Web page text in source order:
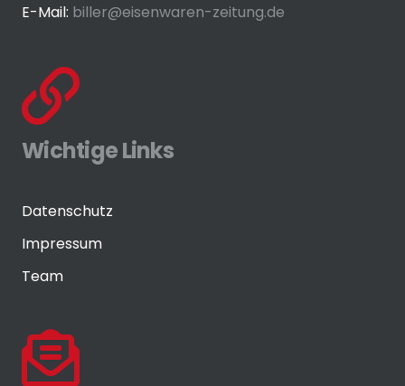
E-Mail: biller@eisenwaren-zeitung.de
Wichtige Links
Datenschutz
Impressum
Team